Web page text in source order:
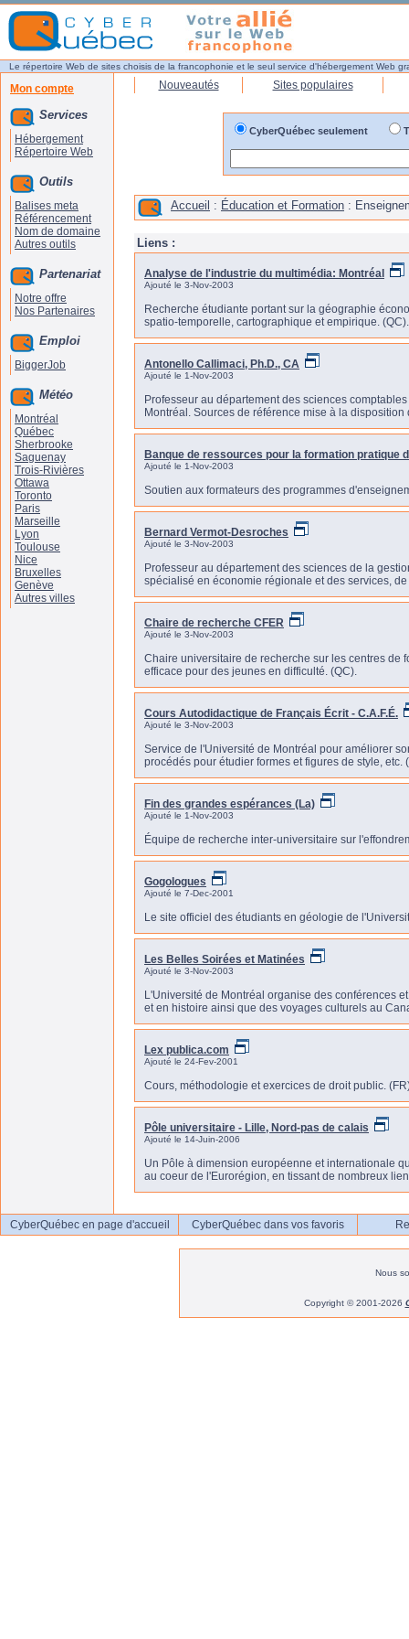
Le répertoire Web de sites choisis de la francophonie et le seul service d'hébergement Web
Mon compte
Services
Hébergement
Répertoire Web
Outils
Balises meta
Référencement
Nom de domaine
Autres outils
Partenariat
Notre offre
Nos Partenaires
Emploi
BiggerJob
Météo
Montréal
Québec
Sherbrooke
Saguenay
Trois-Rivières
Ottawa
Toronto
Paris
Marseille
Lyon
Toulouse
Nice
Bruxelles
Genève
Autres villes
Nouveautés Sites populaires
CyberQuébec seulement
Accueil : Éducation et Formation :
Liens :
Analyse de l'industrie du multimédia: Montréal
Ajouté le 3-Nov-2003
Recherche étudiante portant sur la géographie
spatio-temporelle, cartographique et empirique. (QC).
Antonello Callimaci, Ph.D., CA
Ajouté le 1-Nov-2003
Professeur au département des sciences
Montréal. Sources de référence mise à la
Banque de ressources pour la formation pratique
Ajouté le 1-Nov-2003
Soutien aux formateurs des programmes
Bernard Vermot-Desroches
Ajouté le 3-Nov-2003
Professeur au département des sciences de la
spécialisé en économie régionale et des services,
Chaire de recherche CFER
Ajouté le 3-Nov-2003
Chaire universitaire de recherche sur les centres
efficace pour des jeunes en difficulté. (QC).
Cours Autodidactique de Français Écrit - C.A.F.É.
Ajouté le 3-Nov-2003
Service de l'Université de Montréal pour améliorer
procédés pour étudier formes et figures de style, etc.
Fin des grandes espérances (La)
Ajouté le 1-Nov-2003
Équipe de recherche inter-universitaire sur
Gogologues
Ajouté le 7-Dec-2001
Le site officiel des étudiants en géologie de
Les Belles Soirées et Matinées
Ajouté le 3-Nov-2003
L'Université de Montréal organise des conférences
et en histoire ainsi que des voyages culturels au
Lex publica.com
Ajouté le 24-Fev-2001
Cours, méthodologie et exercices de droit public.
Pôle universitaire - Lille, Nord-pas de calais
Ajouté le 14-Juin-2006
Un Pôle à dimension européenne et internationale
au coeur de l'Eurorégion, en tissant de nombreux
CyberQuébec en page d'accueil CyberQuébec dans vos favoris
Nous
Copyright © 2001-2026